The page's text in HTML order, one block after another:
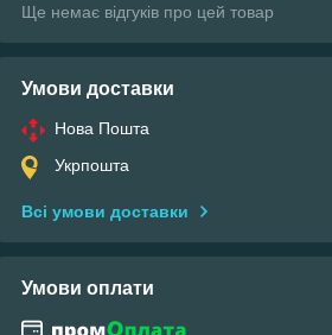
Ще немає відгуків про цей товар
Умови доставки
Нова Пошта
Укрпошта
Всі умови доставки
Умови оплати